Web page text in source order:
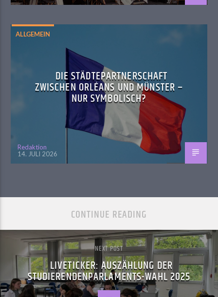
ALLGEMEIN
DIE STÄDTEPARTNERSCHAFT
ZWISCHEN ORLÉANS UND MÜNSTER –
NUR SYMBOLISCH?
Redaktion
14. JULI 2026
CONTINUE READING
NEXT POST
LIVETICKER: AUSZÄHLUNG DER
STUDIERENDENPARLAMENTS-WAHL 2025